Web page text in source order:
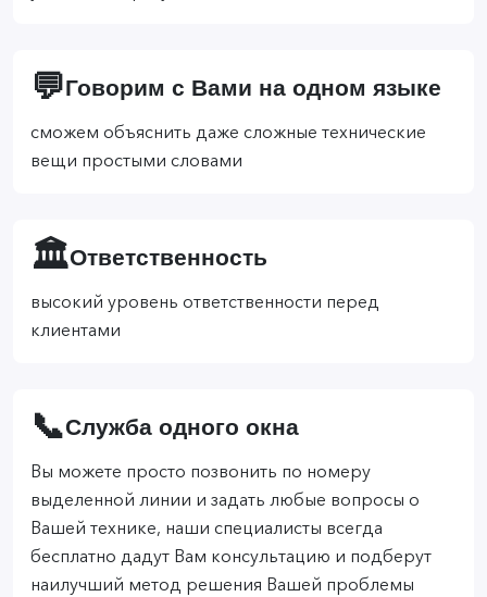
💬Говорим с Вами на одном языке
сможем объяснить даже сложные технические
вещи простыми словами
🏛️Ответственность
высокий уровень ответственности перед
клиентами
📞Служба одного окна
Вы можете просто позвонить по номеру
выделенной линии и задать любые вопросы о
Вашей технике, наши специалисты всегда
бесплатно дадут Вам консультацию и подберут
наилучший метод решения Вашей проблемы